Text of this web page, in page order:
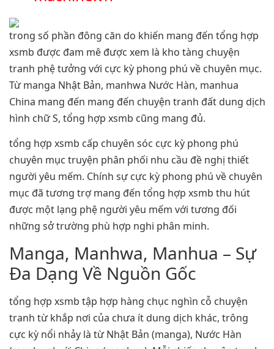
trong số phần đông căn do khiến mang đến tổng hợp
xsmb được đam mê được xem là kho tàng chuyện
tranh phệ tưởng với cực kỳ phong phú về chuyên mục.
Từ manga Nhật Bản, manhwa Nước Hàn, manhua
China mang đến mang đến chuyện tranh đất dung dịch
hình chữ S, tổng hợp xsmb cũng mang đủ.
tổng hợp xsmb cấp chuyên sóc cực kỳ phong phú
chuyên mục truyện phân phối nhu cầu đề nghị thiết
người yêu mếm. Chính sự cực kỳ phong phú về chuyên
mục đã tương trợ mang đến tổng hợp xsmb thu hút
được một lạng phệ người yêu mếm với tương đối
những sở trường phù hợp nghi phân minh.
Manga, Manhwa, Manhua – Sự
Đa Dạng Về Nguồn Gốc
tổng hợp xsmb tập hợp hàng chục nghìn cỗ chuyện
tranh từ khắp nơi của chưa ít dung dịch khác, trông
cực kỳ nổi nhảy là từ Nhật Bản (manga), Nước Hàn